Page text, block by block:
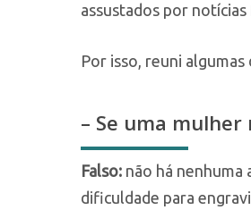
assustados por notícias
Por isso, reuni
– Se uma
Falso: não há nenhuma
dificuldade para